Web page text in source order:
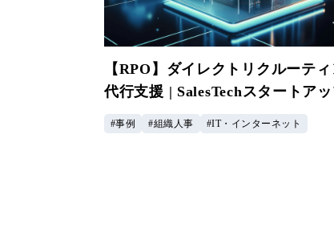
【RPO】ダイレクトリクルーテ
代行支援 | SalesTechスタートア
事例 組織人事 IT・インターネット